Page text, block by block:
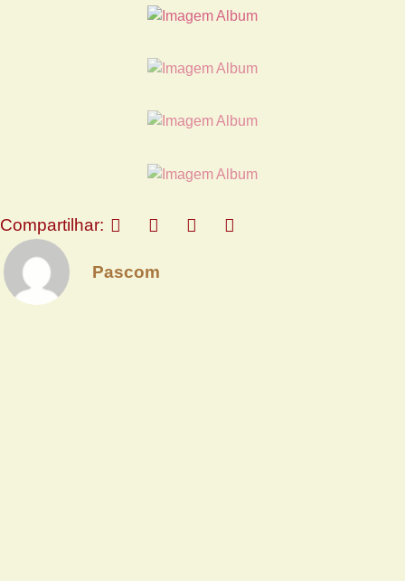
Compartilhar:
Pascom